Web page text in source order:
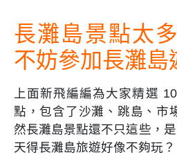
長灘島景點太
不妨參加長灘島
上面新飛編編為大家精選
點，包含了沙灘、跳島、市
然長灘島景點還不只這些，
天得長灘島旅遊好像不夠玩？